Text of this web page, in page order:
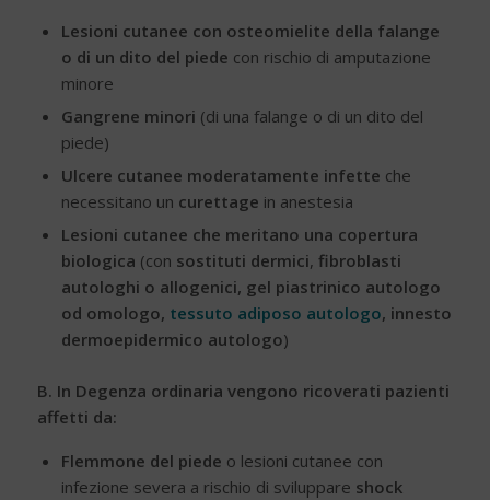
Lesioni cutanee con osteomielite della falange
o di un dito del piede con rischio di amputazione
minore
Gangrene minori (di una falange o di un dito del
piede)
Ulcere cutanee moderatamente infette che
necessitano un curettage in anestesia
Lesioni cutanee che meritano una copertura
biologica (con sostituti dermici, fibroblasti
autologhi o allogenici, gel piastrinico autologo
od omologo, tessuto adiposo autologo, innesto
dermoepidermico autologo)
B. In Degenza ordinaria vengono ricoverati pazienti
affetti da:
Flemmone del piede o lesioni cutanee con
infezione severa a rischio di sviluppare shock